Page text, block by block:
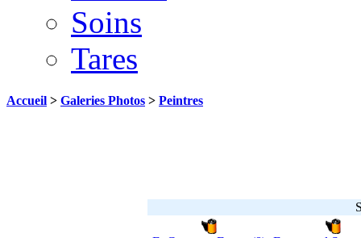
Soins
Tares
Accueil > Galeries Photos > Peintres